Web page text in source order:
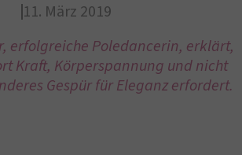
11. März 2019
erfolgreiche Poledancerin, erklärt,
Kraft, Körperspannung und nicht
Gespür für Eleganz erfordert.